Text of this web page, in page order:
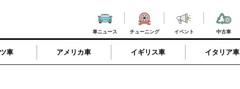
車ニュース チューニング イベント 中古車
車 アメリカ車 イギリス車 イタリア車